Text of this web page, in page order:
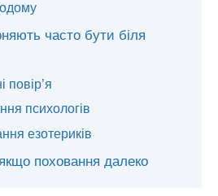
часто бути біля
повір’я
психологів
езотериків
поховання далеко